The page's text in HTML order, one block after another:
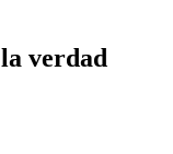
verdad